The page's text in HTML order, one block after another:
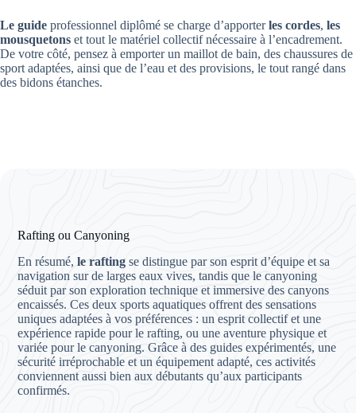
Le guide professionnel diplômé se charge d’apporterles cordes, les
mousquetons et tout le matériel collectif nécessaire à l’encadrement.
De votre côté, pensez à emporter un maillot de bain, des chaussures de
sport adaptées, ainsi que de l’eau et des provisions, le tout rangé dans
des bidons étanches.
Rafting ou Canyoning
En résumé,le rafting se distingue par son esprit d’équipe et sa
navigation sur de larges eaux vives, tandis que le canyoning
séduit par son exploration technique et immersive des canyons
encaissés. Ces deux sports aquatiques offrent des sensations
uniques adaptées à vos préférences : un esprit collectif et une
expérience rapide pour le rafting, ou une aventure physique et
variée pour le canyoning. Grâce à des guides expérimentés, une
sécurité irréprochable et un équipement adapté, ces activités
conviennent aussi bien aux débutants qu’aux participants
confirmés.